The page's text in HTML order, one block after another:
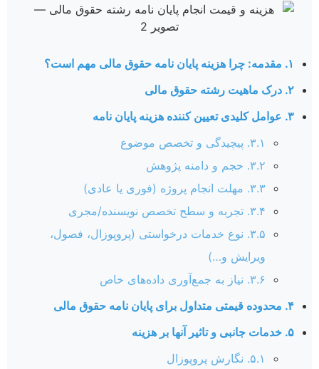
۱. مقدمه: چرا هزینه پایان نامه حقوق مالی مهم است؟
۲. درک ماهیت رشته حقوق مالی
۳. عوامل کلیدی تعیین کننده هزینه پایان نامه
۳.۱. پیچیدگی و تخصص موضوع
۳.۲. حجم و دامنه پژوهش
۳.۳. مهلت انجام پروژه (فوری یا عادی)
۳.۴. تجربه و سطح تخصص نویسنده/مجری
۳.۵. نوع خدمات درخواستی (پروپوزال، فصول،
ویرایش و…)
۳.۶. نیاز به جمع‌آوری داده‌های خاص
۴. محدوده قیمتی متداول برای پایان نامه حقوق مالی
۵. خدمات جانبی و تاثیر آنها بر هزینه
۵.۱. نگارش پروپوزال